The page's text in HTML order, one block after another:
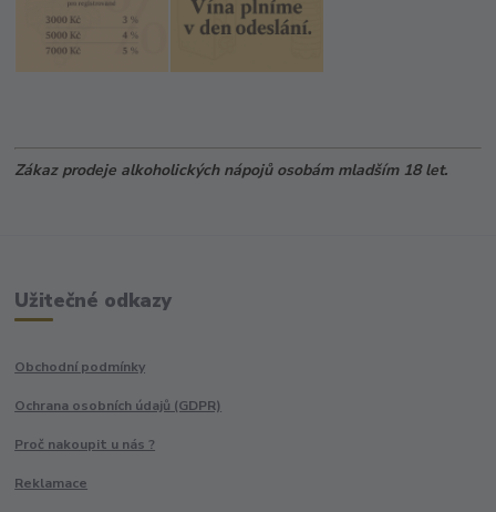
Zákaz prodeje alkoholických nápojů osobám mladším 18 let.
Užitečné odkazy
Obchodní podmínky
Ochrana osobních údajů (GDPR)
Proč nakoupit u nás ?
Reklamace